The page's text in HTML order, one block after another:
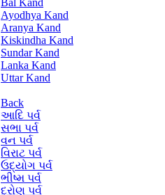
Ayodhya Kand
Aranya Kand
Kiskindha Kand
Sundar Kand
Lanka Kand
Uttar Kand
Back
આદિ પર્વ
સભા પર્વ
વન પર્વ
વિરાટ પર્વ
ઉદ્યોગ પર્વ
ભીષ્મ પર્વ
દ્રોણ પર્વ